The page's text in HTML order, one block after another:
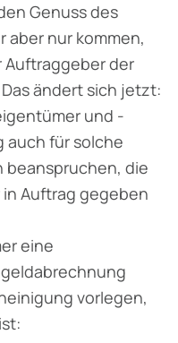
Genuss des
nur kommen,
der
ändert sich jetzt:
und -
auch für solche
beanspruchen, die
in Auftrag gegeben
eine
vorlegen,